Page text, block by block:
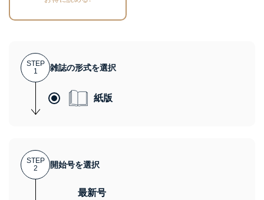
STEP
1
雑誌の形式を選択
紙版
STEP
2
開始号を選択
最新号